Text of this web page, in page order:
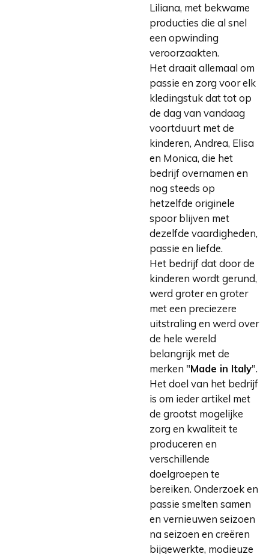
Liliana, met bekwame
producties die al snel
een opwinding
veroorzaakten.
Het draait allemaal om
passie en zorg voor elk
kledingstuk dat tot op
de dag van vandaag
voortduurt met de
kinderen, Andrea, Elisa
en Monica, die het
bedrijf overnamen en
nog steeds op
hetzelfde originele
spoor blijven met
dezelfde vaardigheden,
passie en liefde.
Het bedrijf dat door de
kinderen wordt gerund,
werd groter en groter
met een preciezere
uitstraling en werd over
de hele wereld
belangrijk met de
merken "Made in Italy".
Het doel van het bedrijf
is om ieder artikel met
de grootst mogelijke
zorg en kwaliteit te
produceren en
verschillende
doelgroepen te
bereiken. Onderzoek en
passie smelten samen
en vernieuwen seizoen
na seizoen en creëren
bijgewerkte, modieuze